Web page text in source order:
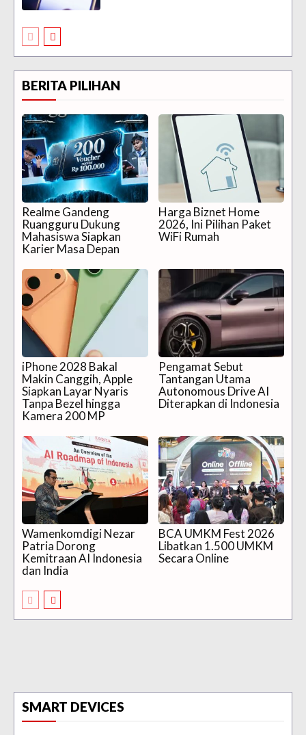
BERITA PILIHAN
Realme Gandeng
Ruangguru Dukung
Mahasiswa Siapkan
Karier Masa Depan
Harga Biznet Home
2026, Ini Pilihan Paket
WiFi Rumah
iPhone 2028 Bakal
Makin Canggih, Apple
Siapkan Layar Nyaris
Tanpa Bezel hingga
Kamera 200 MP
Pengamat Sebut
Tantangan Utama
Autonomous Drive AI
Diterapkan di Indonesia
Wamenkomdigi Nezar
Patria Dorong
Kemitraan AI Indonesia
dan India
BCA UMKM Fest 2026
Libatkan 1.500 UMKM
Secara Online
SMART DEVICES